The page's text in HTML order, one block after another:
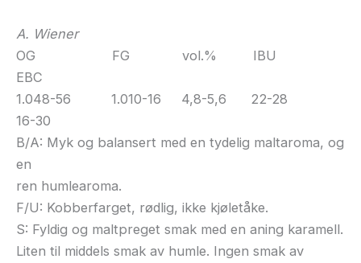
A. Wiener
OG FG vol.% IBU
EBC
1.048-56 1.010-16 4,8-5,6 22-28
16-30
B/A: Myk og balansert med en tydelig maltaroma, og
en
ren humlearoma.
F/U: Kobberfarget, rødlig, ikke kjøletåke.
S: Fyldig og maltpreget smak med en aning karamell.
Liten til middels smak av humle. Ingen smak av